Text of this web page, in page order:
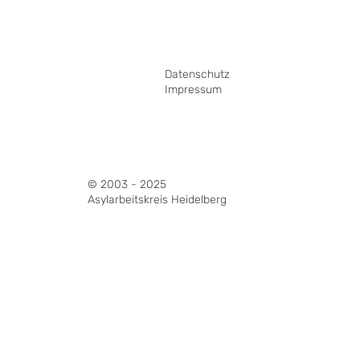
© 2003 - 2025
Asylarbeitskreis Heidelberg
Datenschutz
Impressum